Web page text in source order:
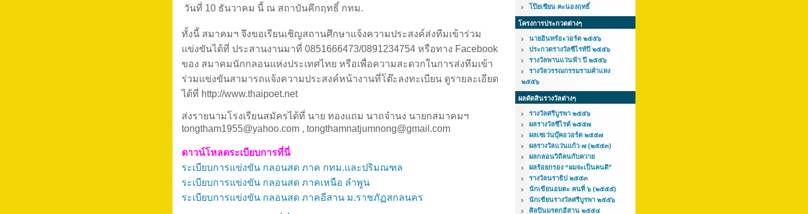
วันที่ 10 ธันวาคม นี้ ณ สถาบันคึกฤทธิ์ กทม.
ทั้งนี้ สมาคมฯ จึงขอเรียนเชิญสถานศึกษาแจ้งความประสงค์ส่งทีมเข้าร่วม
แข่งขันได้ที่ ประสานงานมาที่ 0851666473/0891234754 หรือทาง Facebook
ของ สมาคมนักกลอนแห่งประเทศไทย หรือเพื่อความสะดวกในการส่งทีมเข้า
ร่วมแข่งขันสามารถแจ้งความประสงค์หน้างานที่โต๊ะลงทะเบียน ดูรายละเอียด
ได้ที่ http://www.thaipoet.net
ส่งรายนามโรงเรียนสมัครได้ที่ นาย ทองแถม นาถจำนง นายกสมาคมฯ
tongtham1955@yahoo.com , tongthamnatjumnong@gmail.com
ดาวน์โหลดระเบียบการที่นี่
ระเบียบการแข่งขัน กลอนสด ภาค กทม.และปริมณฑล
ระเบียบการแข่งขัน กลอนสด ภาคเหนือ ลำพูน
ระเบียบการแข่งขัน กลอนสด ภาคอีสาน ม.ราชภัฏสกลนคร
โป๊ยเซียน คะนองฤทธิ์
โครงการประกวดต่างๆ
นายอินทร์อะวอร์ด ๒๕๕๖
ประกวดรางวัลซีไรท์ปี ๒๕๕๖
รางวัลพานแว่นฟ้า ปี ๒๕๕๖
รางวัลวรรณกรรมรามคำแหง
๒๕๕๖
ผลตัดสินรางวัลต่างๆ
รางวัลศรีบูรพา ๒๕๕๖
ผลรางวัลซีไรต์ ๒๕๕๗
ผลเซเว่นบุ๊คอวอร์ด ๒๕๕๗
ผลรางวัลแว่นแก้ว ๗ (๒๕๕๓)
ผลกลอนวิถีคนกับควาย
ผลร้อยกรอง “ผมจะเป็นคนดี”
รางวัลนราธิป ๒๕๕๓
นักเขียนอมตะ คนที่ ๖ (๒๕๕๕)
นักเขียนรางวัลศรีบูรพา ๒๕๕๖
ศิลปินมรดกอีสาน ๒๕๕๔